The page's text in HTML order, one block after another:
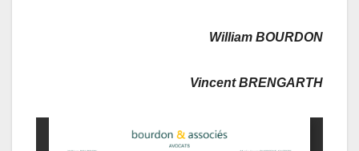
​William BOURDON​
Vincent BRENGARTH